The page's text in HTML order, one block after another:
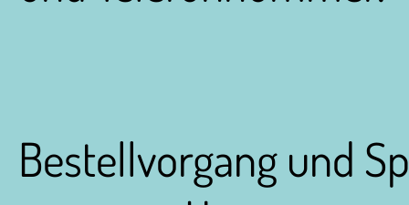
Bestellvorgang und